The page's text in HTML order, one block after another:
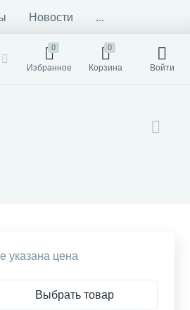
Новости ...
0
Избранное
0
Корзина Войти
указана цена
Выбрать товар